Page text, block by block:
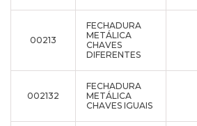
00213
FECHADURA
METÁLICA
CHAVES
DIFERENTES
002132
FECHADURA
METÁLICA
CHAVES IGUAIS